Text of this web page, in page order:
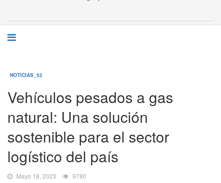
NOTICIAS_52
Vehículos pesados a gas
natural: Una solución
sostenible para el sector
logístico del país
Mayo 18, 2023
9780